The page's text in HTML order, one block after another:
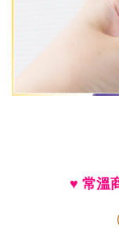
♥ 常溫